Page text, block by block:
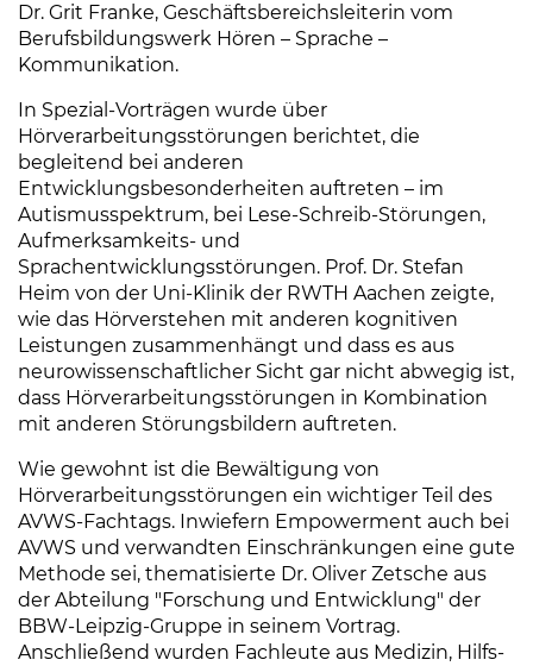
Dr. Grit Franke, Geschäftsbereichsleiterin vom
Berufsbildungswerk Hören – Sprache –
Kommunikation.
In Spezial-Vorträgen wurde über
Hörverarbeitungsstörungen berichtet, die
begleitend bei anderen
Entwicklungsbesonderheiten auftreten – im
Autismusspektrum, bei Lese-Schreib-Störungen,
Aufmerksamkeits- und
Sprachentwicklungsstörungen. Prof. Dr. Stefan
Heim von der Uni-Klinik der RWTH Aachen zeigte,
wie das Hörverstehen mit anderen kognitiven
Leistungen zusammenhängt und dass es aus
neurowissenschaftlicher Sicht gar nicht abwegig ist,
dass Hörverarbeitungsstörungen in Kombination
mit anderen Störungsbildern auftreten.
Wie gewohnt ist die Bewältigung von
Hörverarbeitungsstörungen ein wichtiger Teil des
AVWS-Fachtags. Inwiefern Empowerment auch bei
AVWS und verwandten Einschränkungen eine gute
Methode sei, thematisierte Dr. Oliver Zetsche aus
der Abteilung "Forschung und Entwicklung" der
BBW-Leipzig-Gruppe in seinem Vortrag.
Anschließend wurden Fachleute aus Medizin, Hilfs-